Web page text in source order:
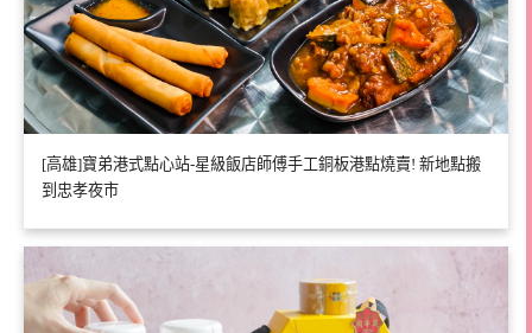
[高雄]寶弟港式點心站-星級飯店師傅手工銅板港點燒賣! 新地點搬
到忠孝夜市